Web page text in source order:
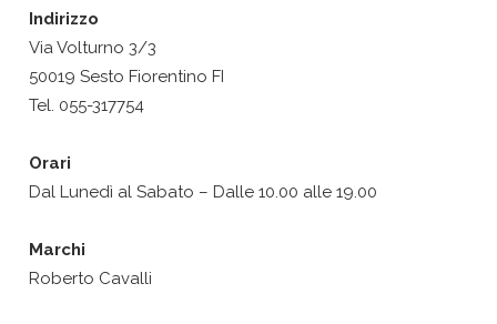
Indirizzo
Via Volturno 3/3
50019 Sesto Fiorentino FI
Tel. 055-317754
Orari
Dal Lunedì al Sabato – Dalle 10.00 alle 19.00
Marchi
Roberto Cavalli